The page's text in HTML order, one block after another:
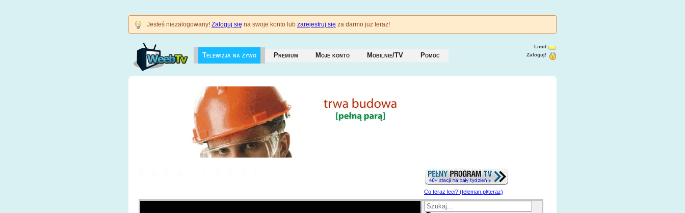
Jesteś niezalogowany! Zaloguj się na swoje konto lub zarejestruj się za darmo już teraz!
Telewizja na żywo Premium Moje konto Mobilnie/TV Pomoc
Limit
Zaloguj!
Co teraz leci? (teleman.pl/teraz)